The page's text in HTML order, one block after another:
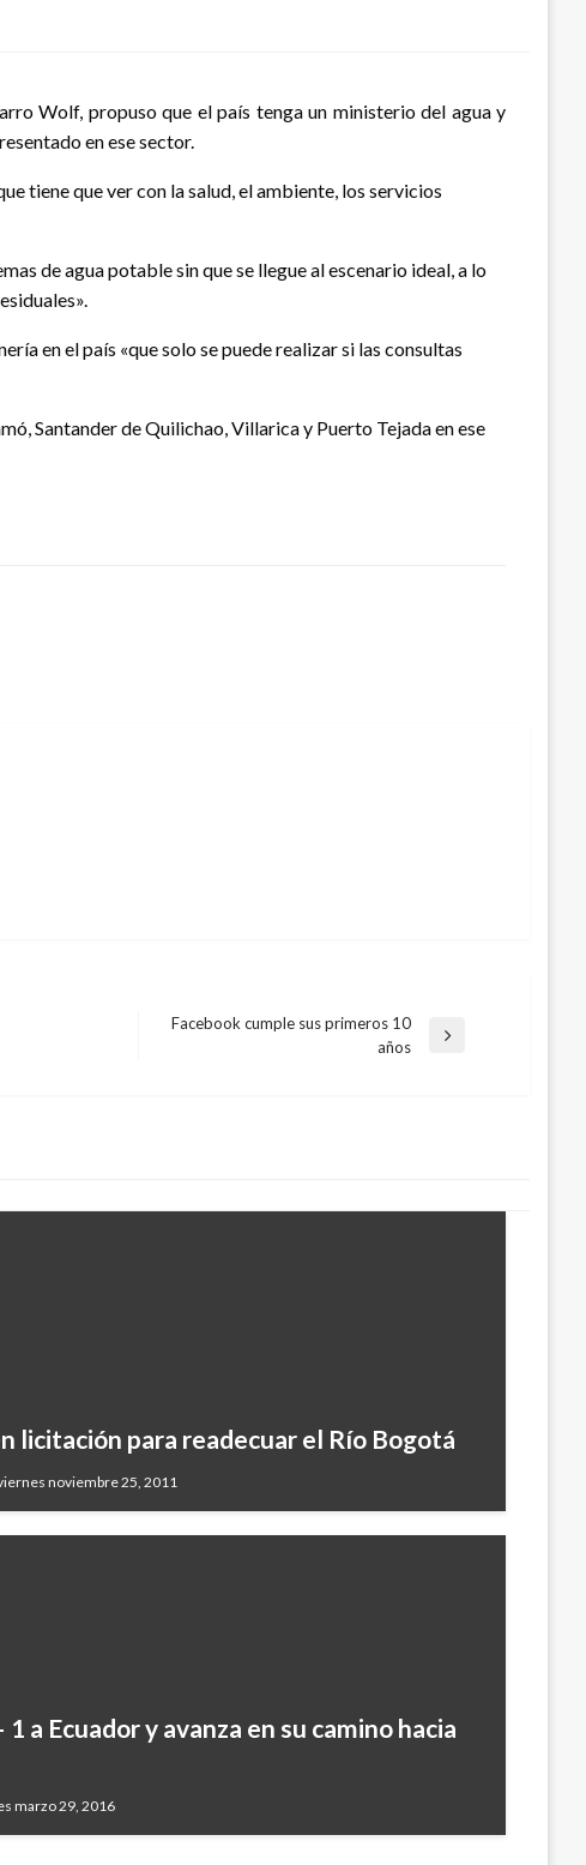
Wolf, propuso que el país tenga un ministerio del agua y
en ese sector.
tiene que ver con la salud, el ambiente, los servicios
de agua potable sin que se llegue al escenario ideal, a lo
en el país «que solo se puede realizar si las consultas
Santander de Quilichao, Villarica y Puerto Tejada en ese
Facebook cumple sus primeros 10
años
licitación para readecuar el Río Bogotá
noviembre 25, 2011
a Ecuador y avanza en su camino hacia
marzo 29, 2016